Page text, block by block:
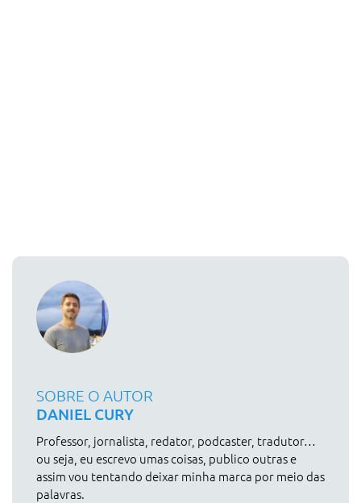
SOBRE O AUTOR
DANIEL CURY
Professor, jornalista, redator, podcaster, tradutor…
ou seja, eu escrevo umas coisas, publico outras e
assim vou tentando deixar minha marca por meio das
palavras.